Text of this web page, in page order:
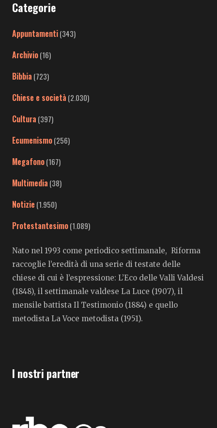
Categorie
Appuntamenti(343)
Archivio(16)
Bibbia (723)
Chiese e società (2.030)
Cultura (397)
Ecumenismo(256)
Megafono(167)
Multimedia (38)
Notizie (1.950)
Protestantesimo(1.089)
Nato nel 1993 come periodico settimanale, Riforma
raccoglie l’eredità di una serie di testate delle
chiese di cui è l’espressione: L’Eco delle Valli Valdesi
(1848), il settimanale valdese La Luce (1907), il
mensile battista Il Testimonio (1884) e quello
metodista La Voce metodista (1951).
I nostri partner